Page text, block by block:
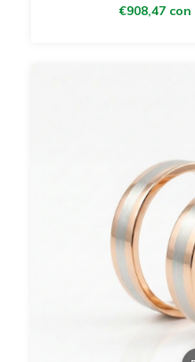
€908,47 con